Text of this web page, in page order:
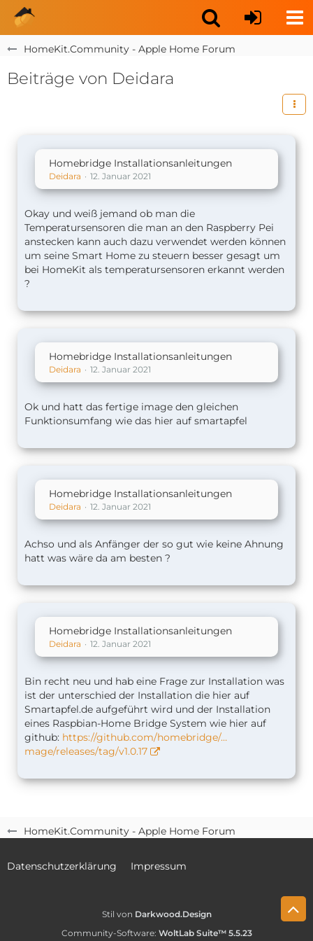
HomeKit.Community - Apple Home Forum
HomeKit.Community - Apple Home Forum
Beiträge von Deidara
Homebridge Installationsanleitungen
Deidara 12. Januar 2021
Okay und weiß jemand ob man die
Temperatursensoren die man an den Raspberry Pei
anstecken kann auch dazu verwendet werden können
um seine Smart Home zu steuern besser gesagt um
bei HomeKit als temperatursensoren erkannt werden
?
Homebridge Installationsanleitungen
Deidara 12. Januar 2021
Ok und hatt das fertige image den gleichen
Funktionsumfang wie das hier auf smartapfel
Homebridge Installationsanleitungen
Deidara 12. Januar 2021
Achso und als Anfänger der so gut wie keine Ahnung
hatt was wäre da am besten ?
Homebridge Installationsanleitungen
Deidara 12. Januar 2021
Bin recht neu und hab eine Frage zur Installation was
ist der unterschied der Installation die hier auf
Smartapfel.de aufgeführt wird und der Installation
eines Raspbian-Home Bridge System wie hier auf
github: https://github.com/homebridge/…
mage/releases/tag/v1.0.17
Datenschutzerklärung Impressum
Stil von Darkwood.Design
Community-Software: WoltLab Suite™ 5.5.23